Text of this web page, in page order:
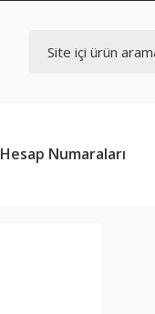
Hesap Numaraları